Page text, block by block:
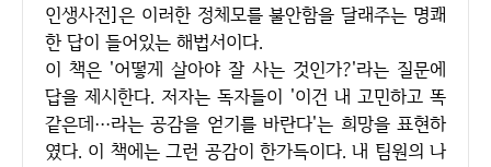
인생사전]은 이러한 정체모를 불안함을 달래주는 명쾌
한 답이 들어있는 해법서이다.
이 책은 '어떻게 살아야 잘 사는 것인가?'라는 질문에
답을 제시한다. 저자는 독자들이 '이건 내 고민하고 똑
같은데…라는 공감을 얻기를 바란다'는 희망을 표현하
였다. 이 책에는 그런 공감이 한가득이다. 내 팀원의 나